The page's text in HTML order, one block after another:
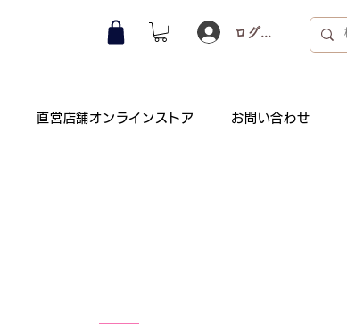
ログイン
直営店舗オンラインストア お問い合わせ